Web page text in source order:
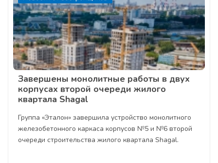
Завершены монолитные работы в двух
корпусах второй очереди жилого
квартала Shagal
Группа «Эталон» завершила устройство монолитного
железобетонного каркаса корпусов №5 и №6 второй
очереди строительства жилого квартала Shagal.